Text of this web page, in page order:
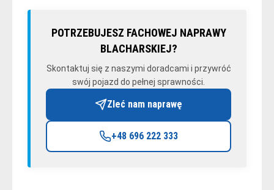
POTRZEBUJESZ FACHOWEJ NAPRAWY
BLACHARSKIEJ?
Skontaktuj się z naszymi doradcami i przywróć
swój pojazd do pełnej sprawności.
Zleć nam naprawę
+48 696 222 333